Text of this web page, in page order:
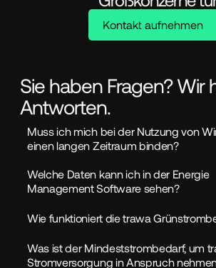
Kontakt aufnehmen
Sie haben Fragen? Wir
Antworten.
Muss ich mich bei der Nutzung von
einen langen Zeitraum binden?
Welche Daten kann ich in der Energie
Management Software sehen?
Wie funktioniert die trawa
Was ist der Mindeststrombedarf, um
Stromversorgung in Anspruch